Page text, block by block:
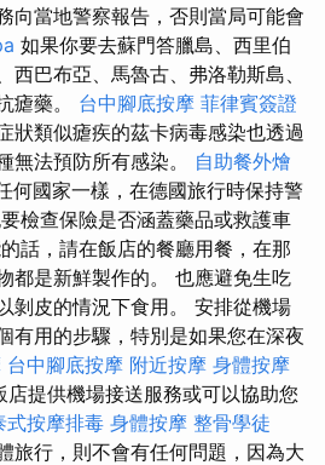
向當地警察報告，否則當局可能會
如果你要去蘇門答臘島、西里伯
西巴布亞、馬魯古、弗洛勒斯島、
瘧藥。 台中腳底按摩 菲律賓簽證
狀類似瘧疾的茲卡病毒感染也透過
無法預防所有感染。 自助餐外燴
何國家一樣，在德國旅行時保持警
檢查保險是否涵蓋藥品或救護車
話，請在飯店的餐廳用餐，在那
都是新鮮製作的。 也應避免生吃
剝皮的情況下食用。 安排從機場
有用的步驟，特別是如果您在深夜
台中腳底按摩 附近按摩 身體按摩
店提供機場接送服務或可以協助您
式按摩排毒 身體按摩 整骨學徒
旅行，則不會有任何問題，因為大